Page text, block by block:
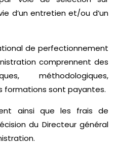
d’un entretien et/ou d’un
de perfectionnement
comprennent des
méthodologiques,
formations sont payantes.
ainsi que les frais de
du Directeur général